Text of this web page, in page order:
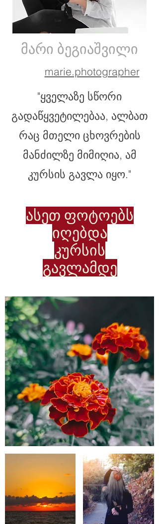
მარი ბეგიაშვილი
marie.photographer
"ყველაზე სწორი
გადაწყვეტილებაა, ალბათ
რაც მთელი ცხოვრების
მანძილზე მიმიღია, ამ
კურსის გავლა იყო."
ასეთ ფოტოებს
იღებდა
კურსის
გავლამდე